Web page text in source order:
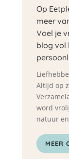
Op
meer
Voel je
blog vol
Altijd op
word
natuur
MEER